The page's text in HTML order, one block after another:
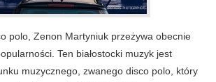
polo, Zenon Martyniuk przeżywa obecnie
Ten białostocki muzyk jest
muzycznego, zwanego disco polo, który